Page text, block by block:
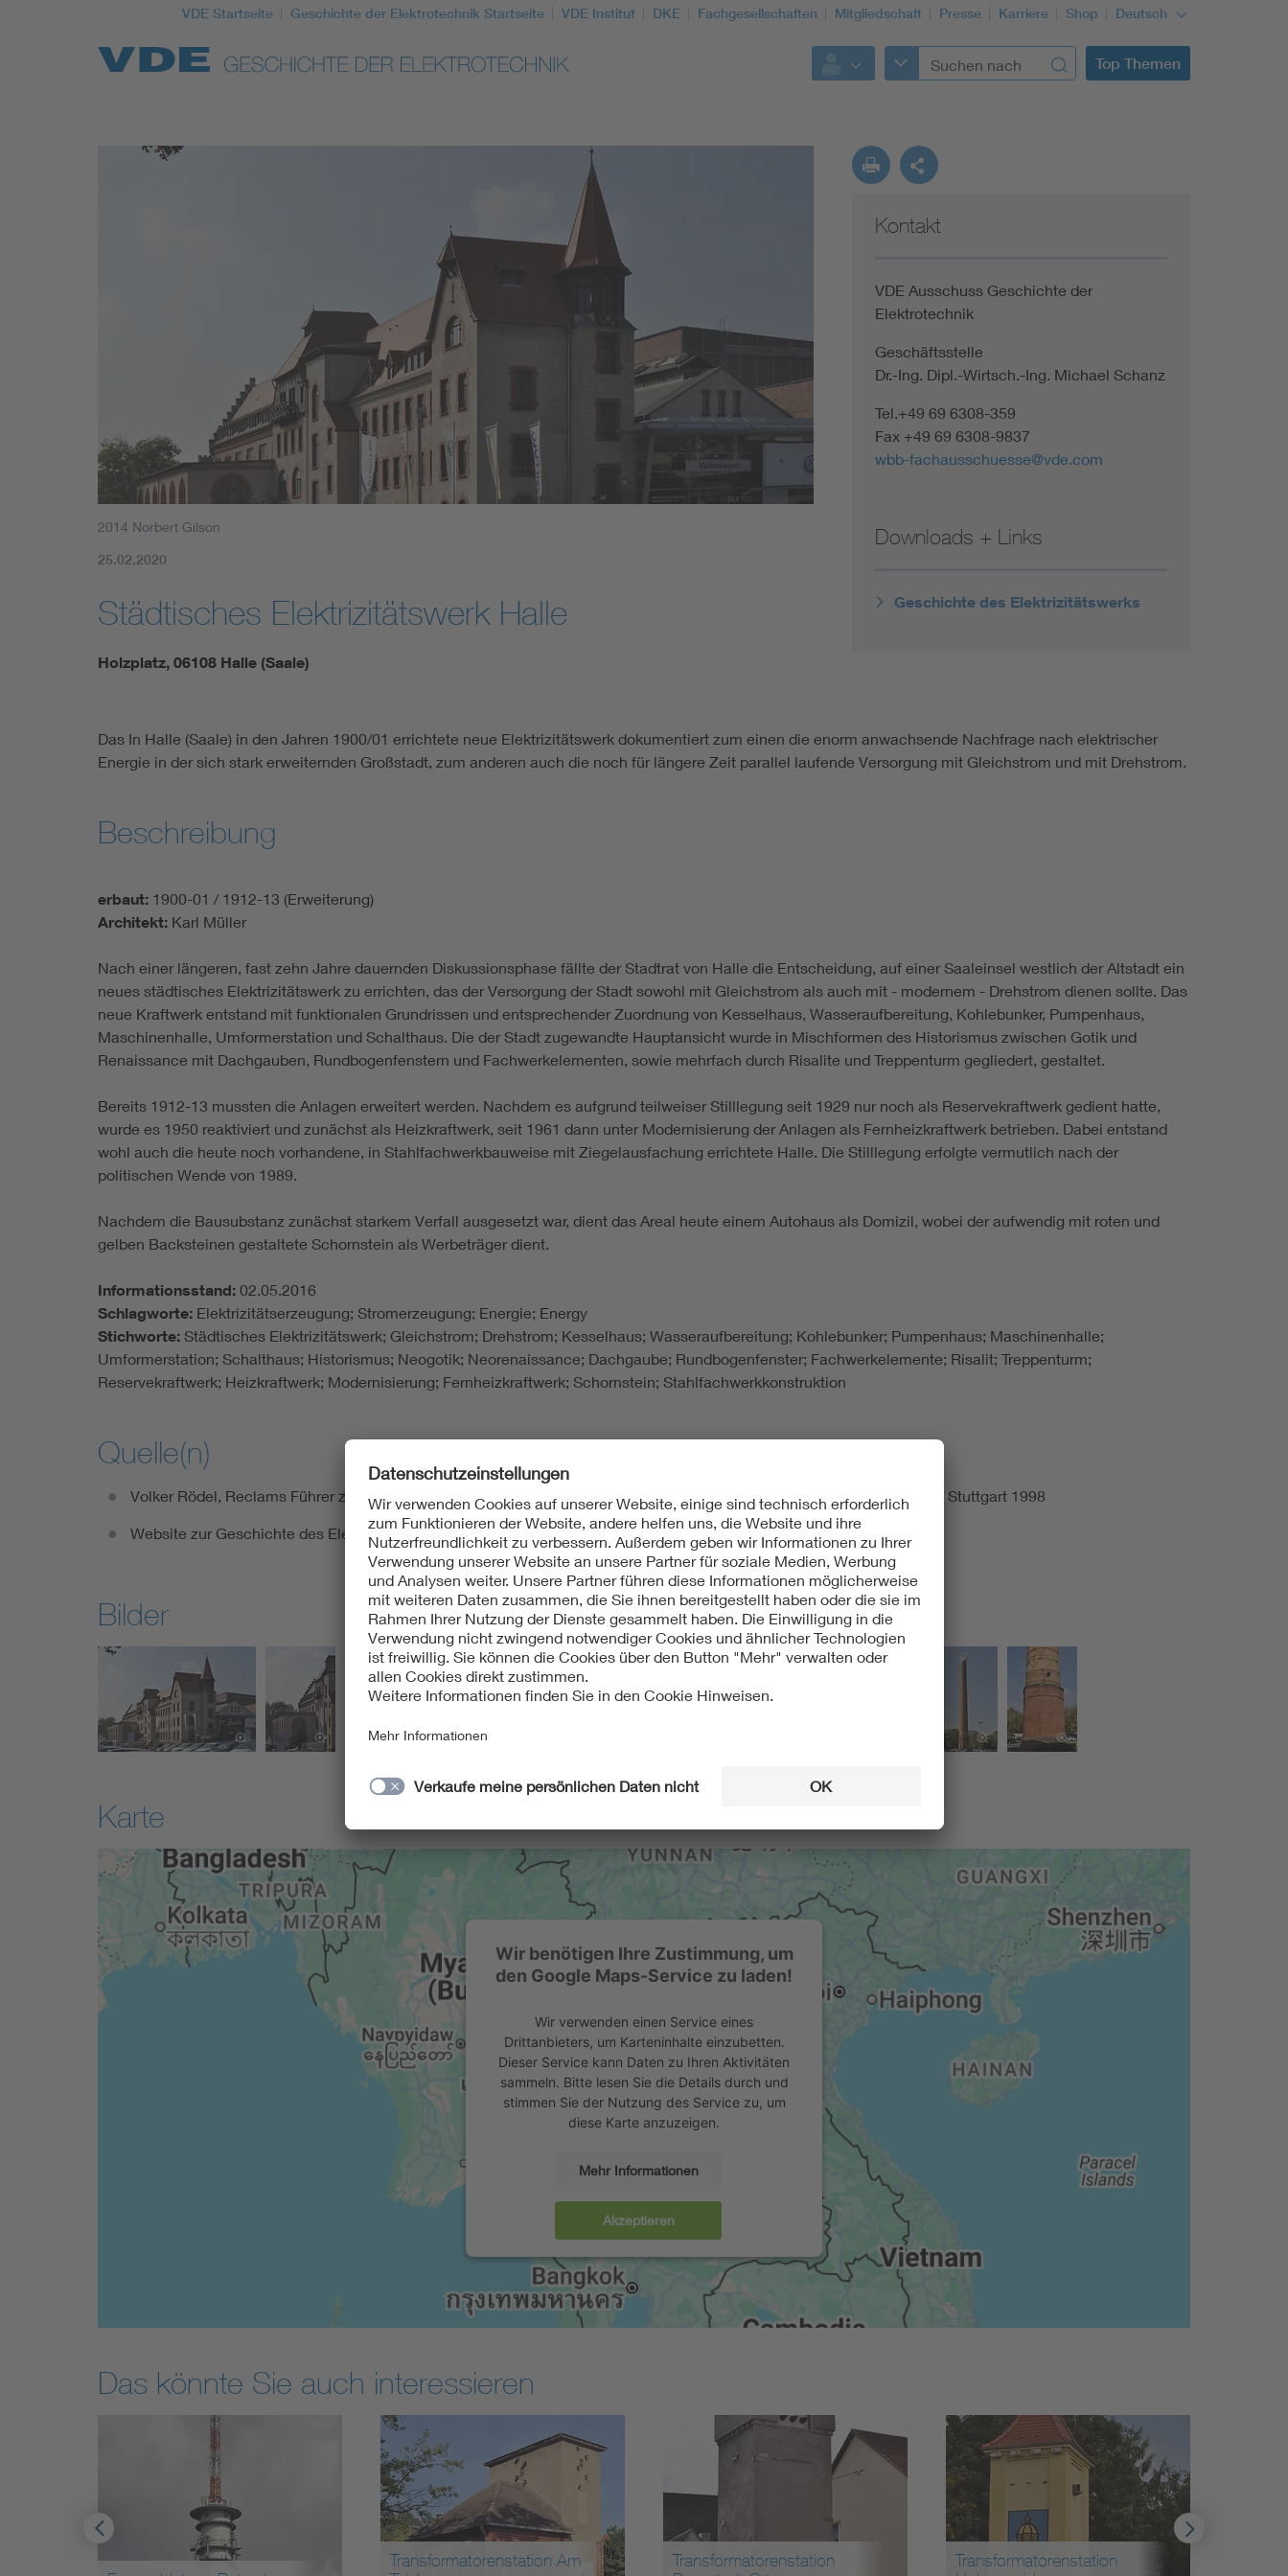
VDE Startseite Geschichte der Elektrotechnik Startseite VDE Institut DKE Fachgesellschaften Mitgliedschaft Presse Karriere Shop Deutsch
Top Themen
Top Themen
2014 Norbert Gilson
25.02.2020
Städtisches Elektrizitätswerk Halle
Holzplatz, 06108 Halle (Saale)
Kontakt
VDE Ausschuss Geschichte der
Elektrotechnik
Geschäftsstelle
Dr.-Ing. Dipl.-Wirtsch.-Ing. Michael Schanz
Tel.+49 69 6308-359
Fax +49 69 6308-9837
wbb-fachausschuesse@vde.com
Downloads + Links
Geschichte des Elektrizitätswerks
Das In Halle (Saale) in den Jahren 1900/01 errichtete neue Elektrizitätswerk dokumentiert zum einen die enorm anwachsende Nachfrage nach elektrischer
Energie in der sich stark erweiternden Großstadt, zum anderen auch die noch für längere Zeit parallel laufende Versorgung mit Gleichstrom und mit Drehstrom.
Beschreibung
erbaut: 1900-01 / 1912-13 (Erweiterung)
Architekt: Karl Müller
Nach einer längeren, fast zehn Jahre dauernden Diskussionsphase fällte der Stadtrat von Halle die Entscheidung, auf einer Saaleinsel westlich der Altstadt ein
neues städtisches Elektrizitätswerk zu errichten, das der Versorgung der Stadt sowohl mit Gleichstrom als auch mit - modernem - Drehstrom dienen sollte. Das
neue Kraftwerk entstand mit funktionalen Grundrissen und entsprechender Zuordnung von Kesselhaus, Wasseraufbereitung, Kohlebunker, Pumpenhaus,
Maschinenhalle, Umformerstation und Schalthaus. Die der Stadt zugewandte Hauptansicht wurde in Mischformen des Historismus zwischen Gotik und
Renaissance mit Dachgauben, Rundbogenfenstern und Fachwerkelementen, sowie mehrfach durch Risalite und Treppenturm gegliedert, gestaltet.
Bereits 1912-13 mussten die Anlagen erweitert werden. Nachdem es aufgrund teilweiser Stilllegung seit 1929 nur noch als Reservekraftwerk gedient hatte,
wurde es 1950 reaktiviert und zunächst als Heizkraftwerk, seit 1961 dann unter Modernisierung der Anlagen als Fernheizkraftwerk betrieben. Dabei entstand
wohl auch die heute noch vorhandene, in Stahlfachwerkbauweise mit Ziegelausfachung errichtete Halle. Die Stilllegung erfolgte vermutlich nach der
politischen Wende von 1989.
Nachdem die Bausubstanz zunächst starkem Verfall ausgesetzt war, dient das Areal heute einem Autohaus als Domizil, wobei der aufwendig mit roten und
gelben Backsteinen gestaltete Schornstein als Werbeträger dient.
Informationsstand: 02.05.2016
Schlagworte: Elektrizitätserzeugung; Stromerzeugung; Energie; Energy
Stichworte: Städtisches Elektrizitätswerk; Gleichstrom; Drehstrom; Kesselhaus; Wasseraufbereitung; Kohlebunker; Pumpenhaus; Maschinenhalle;
Umformerstation; Schalthaus; Historismus; Neogotik; Neorenaissance; Dachgaube; Rundbogenfenster; Fachwerkelemente; Risalit; Treppenturm;
Reservekraftwerk; Heizkraftwerk; Modernisierung; Fernheizkraftwerk; Schornstein; Stahlfachwerkkonstruktion
Quelle(n)
Volker Rödel, Reclams Führer zu den Denkmalen der Industrie und Technik in Deutschland. Bd. 2. Neue Länder, Berlin / Stuttgart 1998
Website zur Geschichte des Elektrizitätswerks
Bilder
Karte
Wir benötigen Ihre Zustimmung, um
den Google Maps-Service zu laden!
Wir verwenden einen Service eines
Drittanbieters, um Karteninhalte einzubetten.
Dieser Service kann Daten zu Ihren Aktivitäten
sammeln. Bitte lesen Sie die Details durch und
stimmen Sie der Nutzung des Service zu, um
diese Karte anzuzeigen.
Mehr Informationen
Akzeptieren
Das könnte Sie auch interessieren
Transformatorenstation Am
Transformatorenstation
Transformatorenstation